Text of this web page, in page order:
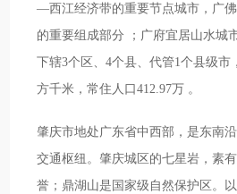
—西江经济带的重要节点城市，广
的重要组成部分 ；广府宜居山水城
下辖3个区、4个县、代管1个县级市
方千米，常住人口412.97万 。
肇庆市地处广东省中西部，是东南
交通枢纽。肇庆城区的七星岩，素
誉；鼎湖山是国家级自然保护区。